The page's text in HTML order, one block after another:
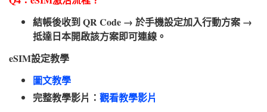
結帳後收到 QR Code → 於手機設定加入行動方案 →
抵達日本開啟該方案即可連線。
eSIM設定教學​
圖文教學
完整教學影片： 觀看教學影片